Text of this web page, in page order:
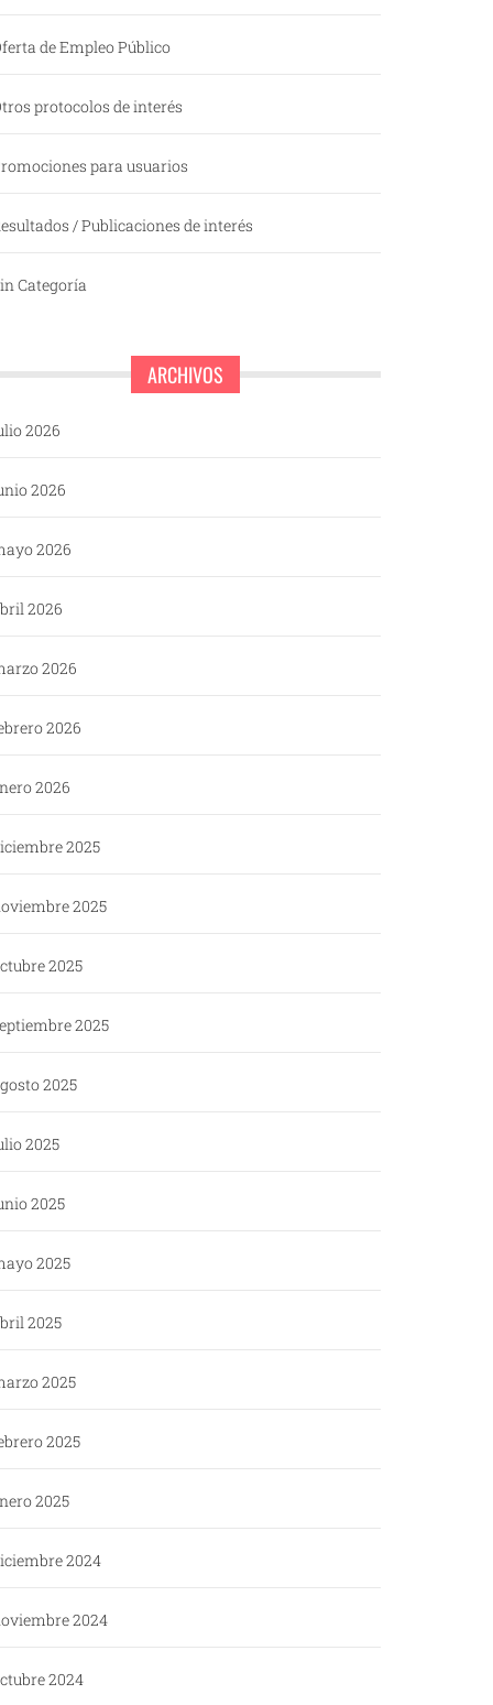
de Empleo Público
protocolos de interés
para usuarios
/ Publicaciones de interés
Categoría
ARCHIVOS
2026
2026
2026
2026
2026
2026
2026
2025
2025
2025
2025
2025
2025
2025
2025
2025
2025
2025
2025
2024
2024
2024